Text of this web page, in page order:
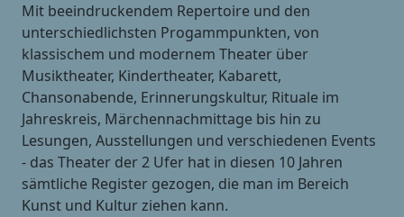
Mit beeindruckendem Repertoire und den
unterschiedlichsten Progammpunkten, von
klassischem und modernem Theater über
Musiktheater, Kindertheater, Kabarett,
Chansonabende, Erinnerungskultur, Rituale im
Jahreskreis, Märchennachmittage bis hin zu
Lesungen, Ausstellungen und verschiedenen Events
- das Theater der 2 Ufer hat in diesen 10 Jahren
sämtliche Register gezogen, die man im Bereich
Kunst und Kultur ziehen kann.